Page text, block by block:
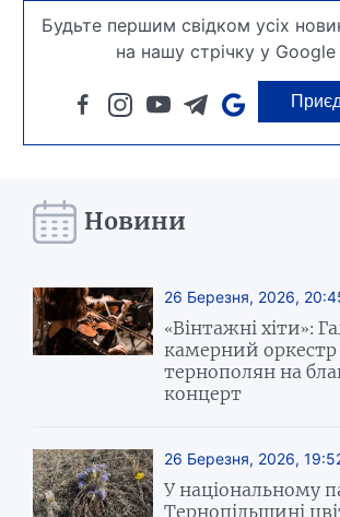
Будьте першим свідком усіх
на нашу стрічку у
Новини
26 Березня, 2026,
«Вінтажні хіти»:
камерний
тернополян на
концерт
26 Березня, 2026,
У національному
Тернопільщині